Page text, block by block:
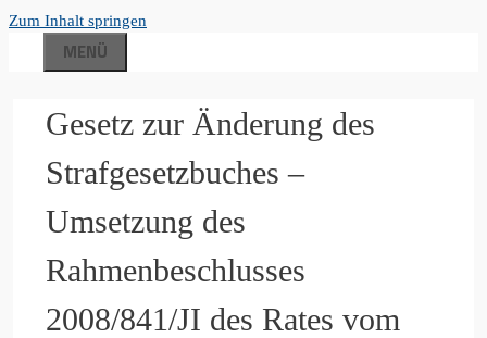
Zum Inhalt springen
MENÜ
Gesetz zur Änderung des
Strafgesetzbuches –
Umsetzung des
Rahmenbeschlusses
2008/841/JI des Rates vom